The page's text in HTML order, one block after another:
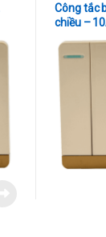
Công tắc
chiều –